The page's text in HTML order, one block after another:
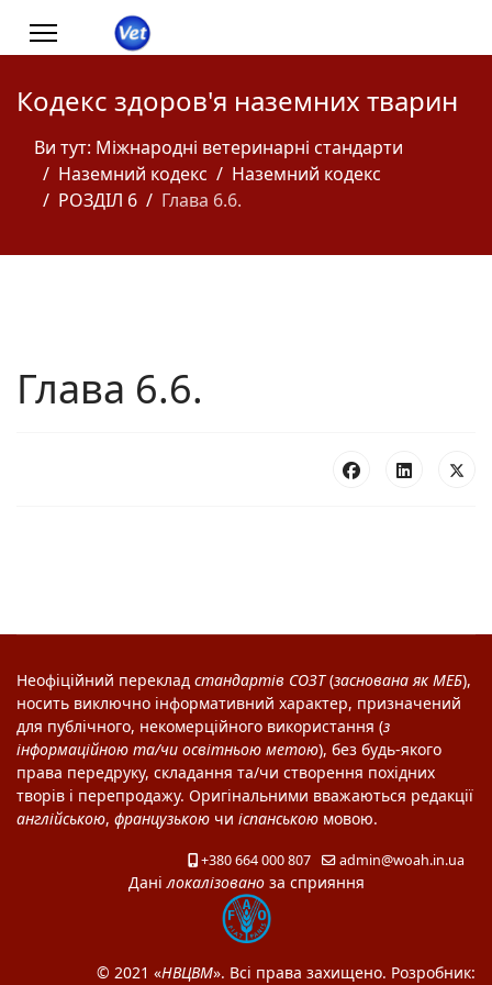
Кодекс здоров'я наземних тварин
Ви тут: Міжнародні ветеринарні стандарти
Наземний кодекс
Наземний кодекс
РОЗДІЛ 6
Глава 6.6.
Глава 6.6.
Неофіційний переклад стандартів СОЗТ(заснована якМЕБ),
носить виключно інформативний характер, призначений
для публічного, некомерційного використання (з
інформаційною та/чи освітньою метою), без будь-якого
права передруку, складання та/чи створення похідних
творів і перепродажу. Оригінальними вважаються редакції
англійською, французькою чи іспанською мовою.
+380 664 000 807 admin@woah.in.ua
Данілокалізованоза сприяння
© 2021 «НВЦВМ». Всі права захищено. Розробник: